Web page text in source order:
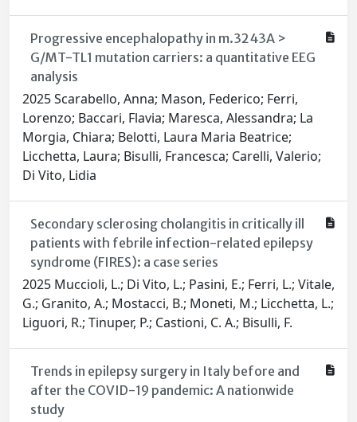
Progressive encephalopathy in m.3243A >
G/MT-TL1 mutation carriers: a quantitative EEG
analysis
2025 Scarabello, Anna; Mason, Federico; Ferri,
Lorenzo; Baccari, Flavia; Maresca, Alessandra; La
Morgia, Chiara; Belotti, Laura Maria Beatrice;
Licchetta, Laura; Bisulli, Francesca; Carelli, Valerio;
Di Vito, Lidia
Secondary sclerosing cholangitis in critically ill
patients with febrile infection-related epilepsy
syndrome (FIRES): a case series
2025 Muccioli, L.; Di Vito, L.; Pasini, E.; Ferri, L.; Vitale,
G.; Granito, A.; Mostacci, B.; Moneti, M.; Licchetta, L.;
Liguori, R.; Tinuper, P.; Castioni, C. A.; Bisulli, F.
Trends in epilepsy surgery in Italy before and
after the COVID-19 pandemic: A nationwide
study